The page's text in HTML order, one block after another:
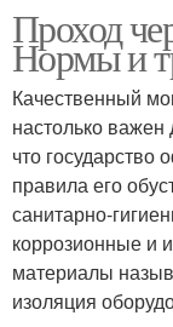
Проход
Нормы и
Качественный
настолько важен
что
правила его
санитарно-
коррозионные и
материалы
изоляция